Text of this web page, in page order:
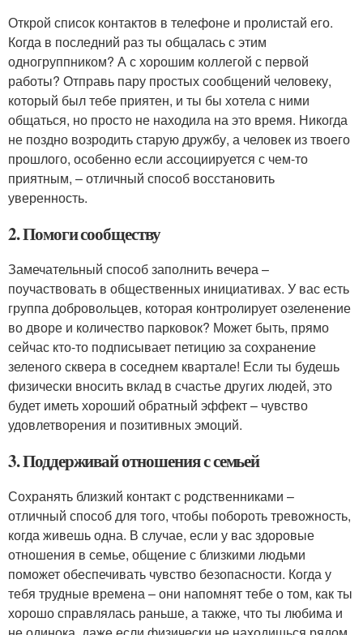
Открой список контактов в телефоне и пролистай его.
Когда в последний раз ты общалась с этим
одногруппником? А с хорошим коллегой с первой
работы? Отправь пару простых сообщений человеку,
который был тебе приятен, и ты бы хотела с ними
общаться, но просто не находила на это время. Никогда
не поздно возродить старую дружбу, а человек из твоего
прошлого, особенно если ассоциируется с чем-то
приятным, – отличный способ восстановить
уверенность.
2. Помоги сообществу
Замечательный способ заполнить вечера –
поучаствовать в общественных инициативах. У вас есть
группа добровольцев, которая контролирует озеленение
во дворе и количество парковок? Может быть, прямо
сейчас кто-то подписывает петицию за сохранение
зеленого сквера в соседнем квартале! Если ты будешь
физически вносить вклад в счастье других людей, это
будет иметь хороший обратный эффект – чувство
удовлетворения и позитивных эмоций.
3. Поддерживай отношения с семьей
Сохранять близкий контакт с родственниками –
отличный способ для того, чтобы побороть тревожность,
когда живешь одна. В случае, если у вас здоровые
отношения в семье, общение с близкими людьми
поможет обеспечивать чувство безопасности. Когда у
тебя трудные времена – они напомнят тебе о том, как ты
хорошо справлялась раньше, а также, что ты любима и